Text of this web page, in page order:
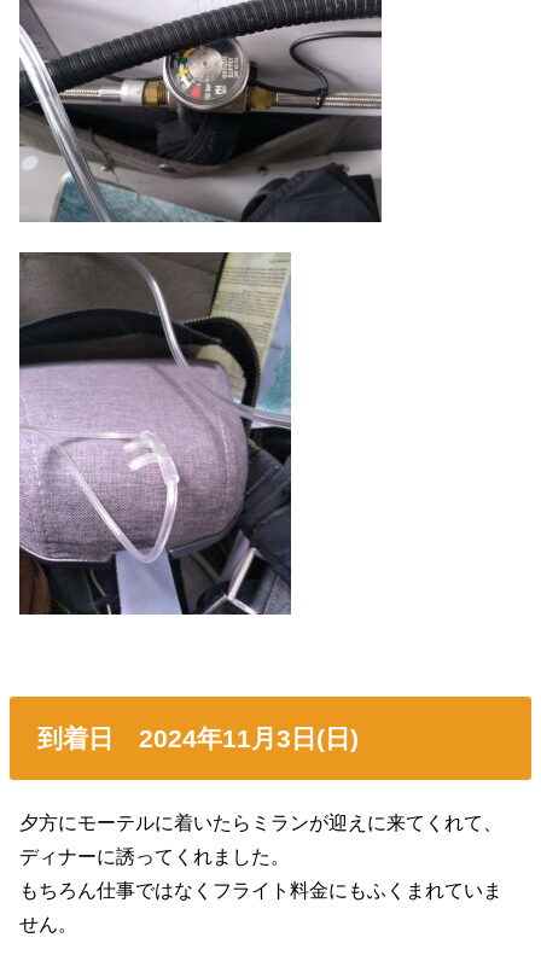
到着日 2024年11月3日(日)
夕方にモーテルに着いたらミランが迎えに来てくれて、
ディナーに誘ってくれました。
もちろん仕事ではなくフライト料金にもふくまれていま
せん。